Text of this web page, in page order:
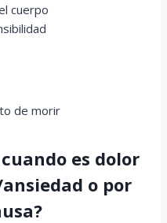
cuerpo
de morir
es dolor
o por